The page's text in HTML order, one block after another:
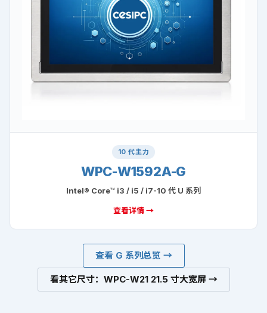
10 代主力
WPC-W1592A-G
Intel® Core™ i3 / i5 / i7-10 代 U 系列
查看详情 →
查看 G 系列总览 →
看其它尺寸：WPC-W21 21.5 寸大宽屏 →